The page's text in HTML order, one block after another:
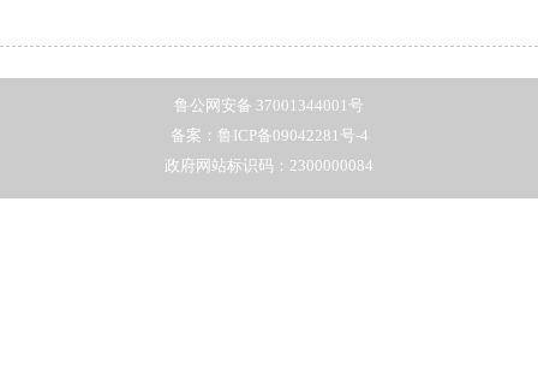
鲁公网安备 37001344001号
备案：鲁ICP备09042281号-4
政府网站标识码：2300000084